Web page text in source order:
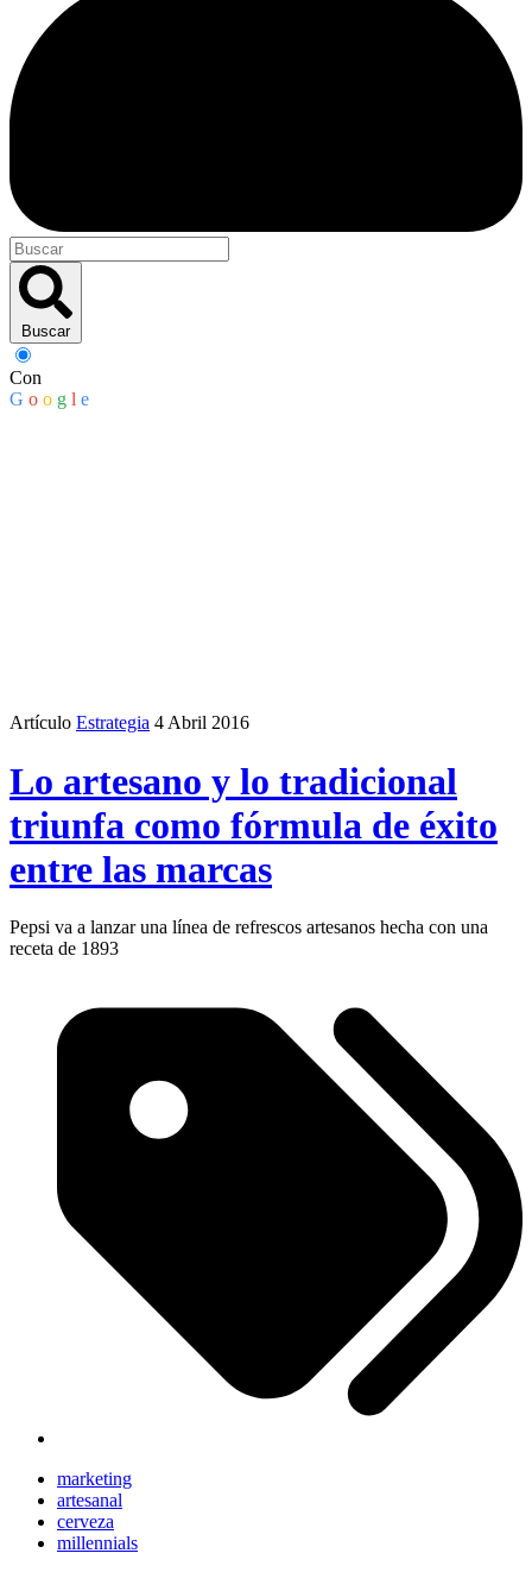
Buscar
Con
G o o g l e
Artículo Estrategia 4 Abril 2016
Lo artesano y lo tradicional
triunfa como fórmula de éxito
entre las marcas
Pepsi va a lanzar una línea de refrescos artesanos hecha con una
receta de 1893
marketing
artesanal
cerveza
millennials